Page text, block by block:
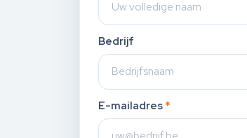
Bedrijf
E-mailadres *